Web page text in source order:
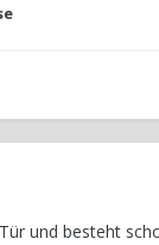
und besteht